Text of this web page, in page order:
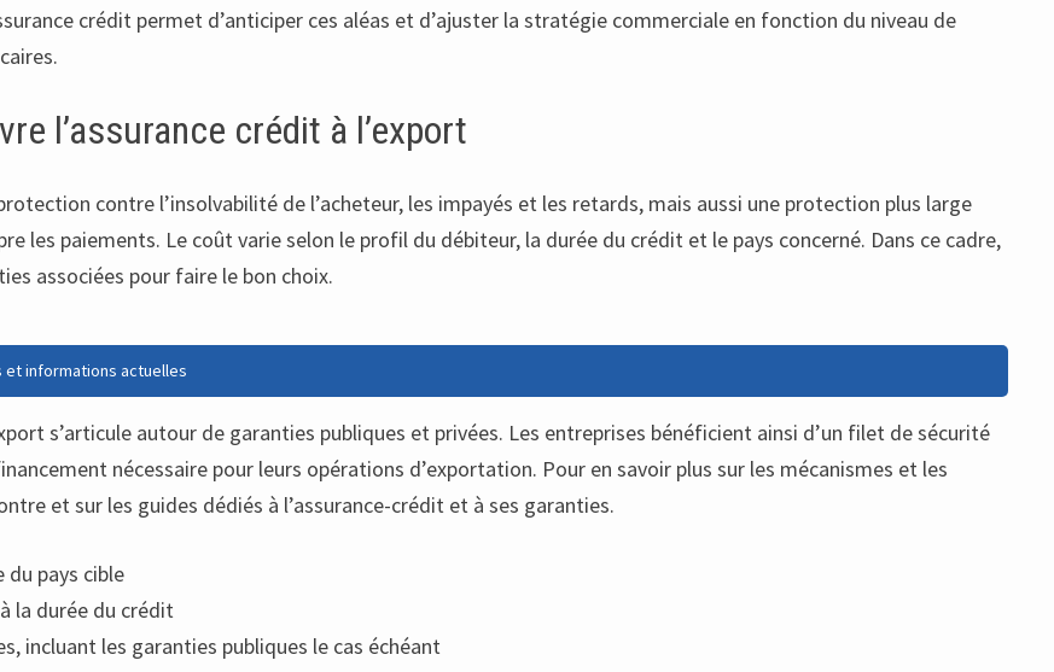
crédit permet d’anticiper ces aléas et d’ajuster la stratégie commerciale en fonction du niveau de
l’assurance crédit à l’export
contre l’insolvabilité de l’acheteur, les impayés et les retards, mais aussi une protection plus large
les paiements. Le coût varie selon le profil du débiteur, la durée du crédit et le pays concerné. Dans ce cadre,
associées pour faire le bon choix.
et informations actuelles
s’articule autour de garanties publiques et privées. Les entreprises bénéficient ainsi d’un filet de sécurité
nécessaire pour leurs opérations d’exportation. Pour en savoir plus sur les mécanismes et les
et sur les guides dédiés à l’assurance-crédit et à ses garanties.
du pays cible
la durée du crédit
incluant les garanties publiques le cas échéant